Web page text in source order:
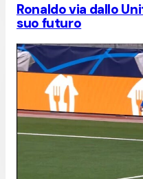
Ronaldo via dallo
suo futuro